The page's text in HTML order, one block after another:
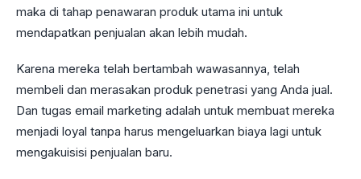
maka di tahap penawaran produk utama ini untuk
mendapatkan penjualan akan lebih mudah.
Karena mereka telah bertambah wawasannya, telah
membeli dan merasakan produk penetrasi yang Anda jual.
Dan tugas email marketing adalah untuk membuat mereka
menjadi loyal tanpa harus mengeluarkan biaya lagi untuk
mengakuisisi penjualan baru.